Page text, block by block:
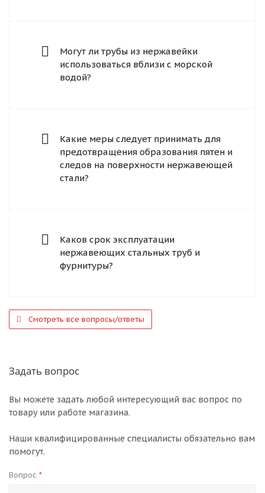
Могут ли трубы из нержавейки
использоваться вблизи с морской
водой?
Какие меры следует принимать для
предотвращения образования пятен и
следов на поверхности нержавеющей
стали?
Каков срок эксплуатации
нержавеющих стальных труб и
фурнитуры?
Смотреть все вопросы/ответы
Задать вопрос
Вы можете задать любой интересующий вас вопрос по
товару или работе магазина.
Наши квалифицированные специалисты обязательно вам
помогут.
Вопрос *